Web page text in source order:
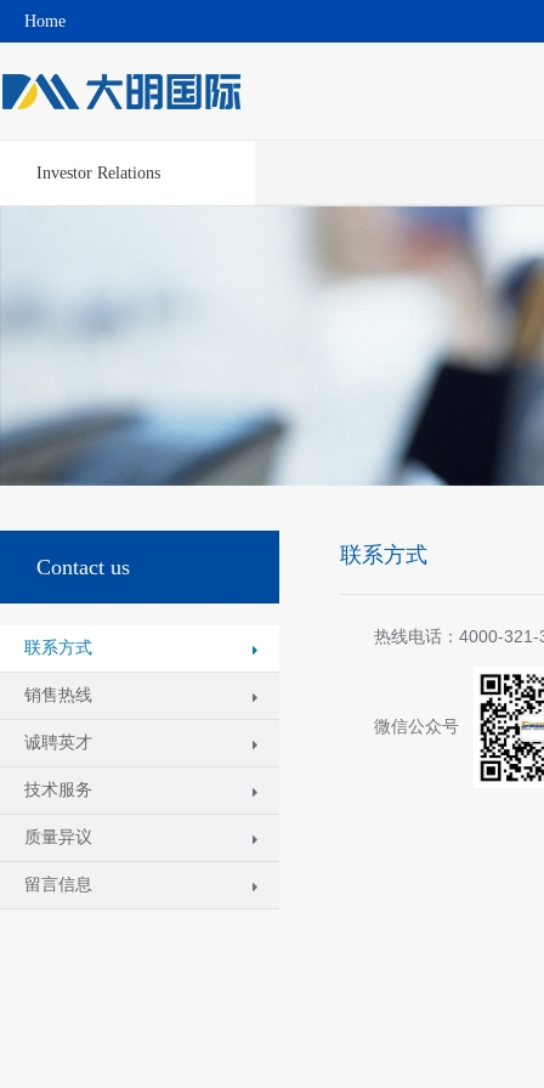
Home
Investor Relations
Contact us
联系方式
销售热线
诚聘英才
技术服务
质量异议
留言信息
联系方式
热线电话：4000-321-
微信公众号